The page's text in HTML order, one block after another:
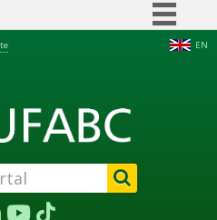
Acesso à informação
Legislação
Canais
EN